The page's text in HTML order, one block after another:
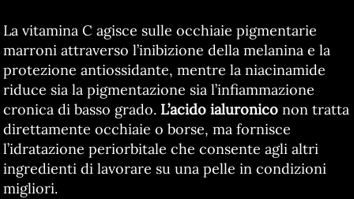
La vitamina C agisce sulle occhiaie pigmentarie
marroni attraverso l’inibizione della melanina e la
protezione antiossidante, mentre la niacinamide
riduce sia la pigmentazione sia l’infiammazione
cronica di basso grado. L’acido ialuroniconon tratta
direttamente occhiaie o borse, ma fornisce
l’idratazione periorbitale che consente agli altri
ingredienti di lavorare su una pelle in condizioni
migliori.